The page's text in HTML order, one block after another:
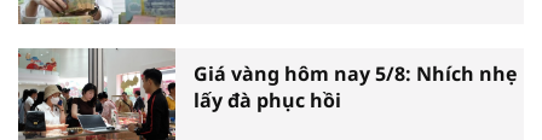
Giá vàng hôm nay 5/8: Nhích nhẹ
lấy đà phục hồi